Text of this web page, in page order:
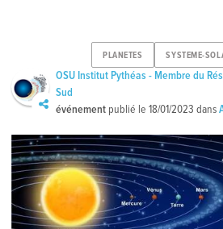
PLANETES SYSTEME-
OSU Institut Pythéas - Membre du
Sud
événement publié le18/01/2023 dans